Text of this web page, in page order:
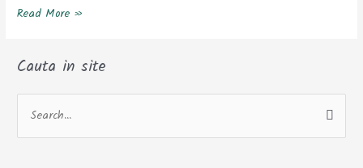
Read More »
Cauta in site
e